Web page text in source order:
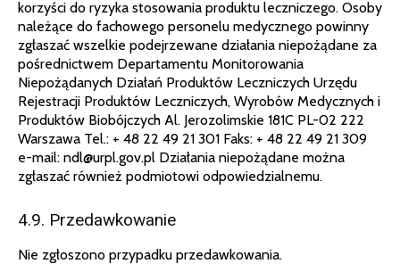
korzyści do ryzyka stosowania produktu leczniczego. Osoby
należące do fachowego personelu medycznego powinny
zgłaszać wszelkie podejrzewane działania niepożądane za
pośrednictwem Departamentu Monitorowania
Niepożądanych Działań Produktów Leczniczych Urzędu
Rejestracji Produktów Leczniczych, Wyrobów Medycznych i
Produktów Biobójczych Al. Jerozolimskie 181C PL-02 222
Warszawa Tel.: + 48 22 49 21 301 Faks: + 48 22 49 21 309
e-mail: ndl@urpl.gov.pl Działania niepożądane można
zgłaszać również podmiotowi odpowiedzialnemu.
4.9. Przedawkowanie
Nie zgłoszono przypadku przedawkowania.